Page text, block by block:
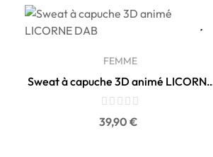
FEMME
Sweat à capuche 3D animé LICORNE
DAB
Prix
39,90 €